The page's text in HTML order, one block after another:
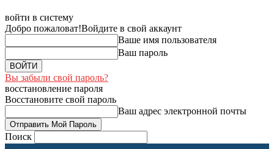
войти в систему
Добро пожаловат!Войдите в свой аккаунт
Ваше имя пользователя
Ваш пароль
Вы забыли свой пароль?
восстановление пароля
Восстановите свой пароль
Ваш адрес электронной почты
Поиск